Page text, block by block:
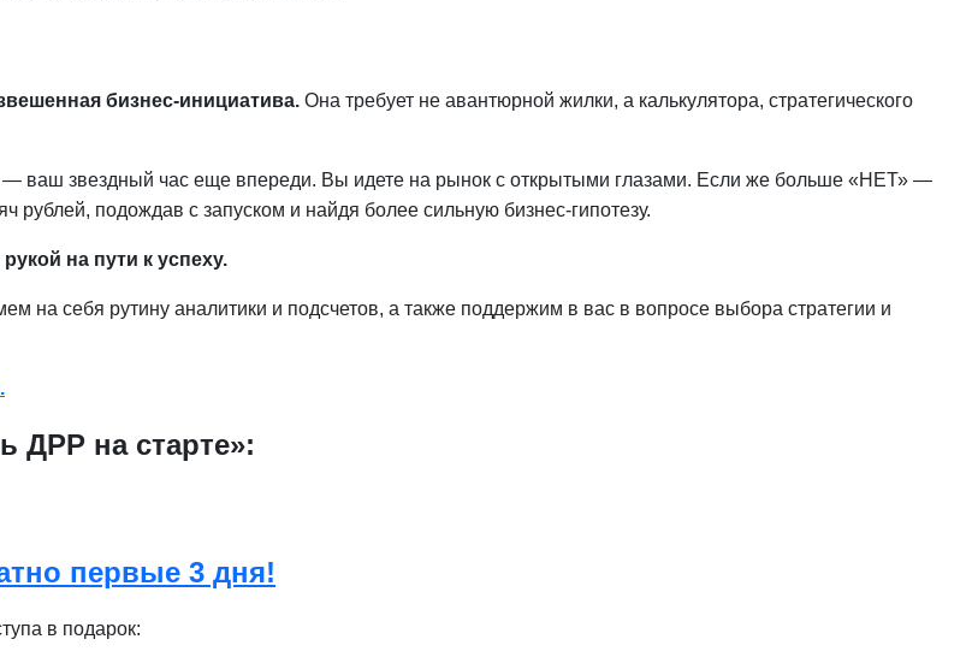
бизнес-инициатива. Она требует не авантюрной жилки, а калькулятора, стратегического
— ваш звездный час еще впереди. Вы идете на рынок с открытыми глазами. Если же больше «НЕТ» —
рублей, подождав с запуском и найдя более сильную бизнес-гипотезу.
на пути к успеху.
на себя рутину аналитики и подсчетов, а также поддержим в вас в вопросе выбора стратегии и
ДРР на старте»:
первые 3 дня!
в подарок: